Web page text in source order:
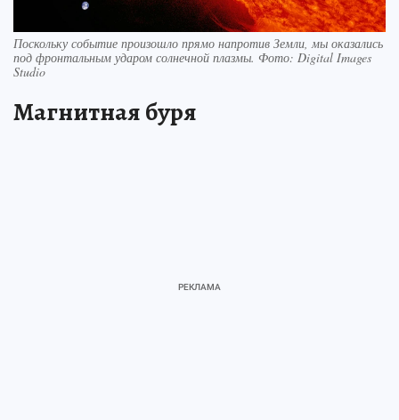
Поскольку событие произошло прямо напротив Земли, мы оказались
под фронтальным ударом солнечной плазмы. Фото: Digital Images
Studio
Магнитная буря